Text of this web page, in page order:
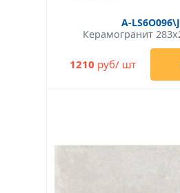
A-LS6O096\J
Керамогранит
1210 руб/ шт